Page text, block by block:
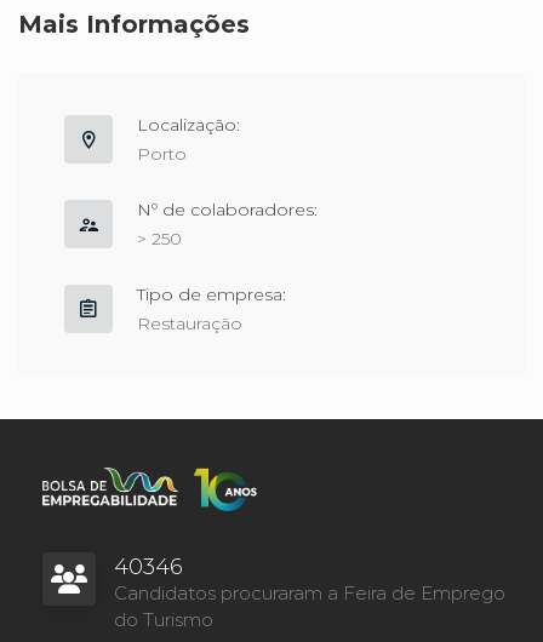
Mais Informações
Localização:
Porto
Nº de colaboradores:
> 250
Tipo de empresa:
Restauração
40346
Candidatos procuraram a Feira de Emprego
do Turismo